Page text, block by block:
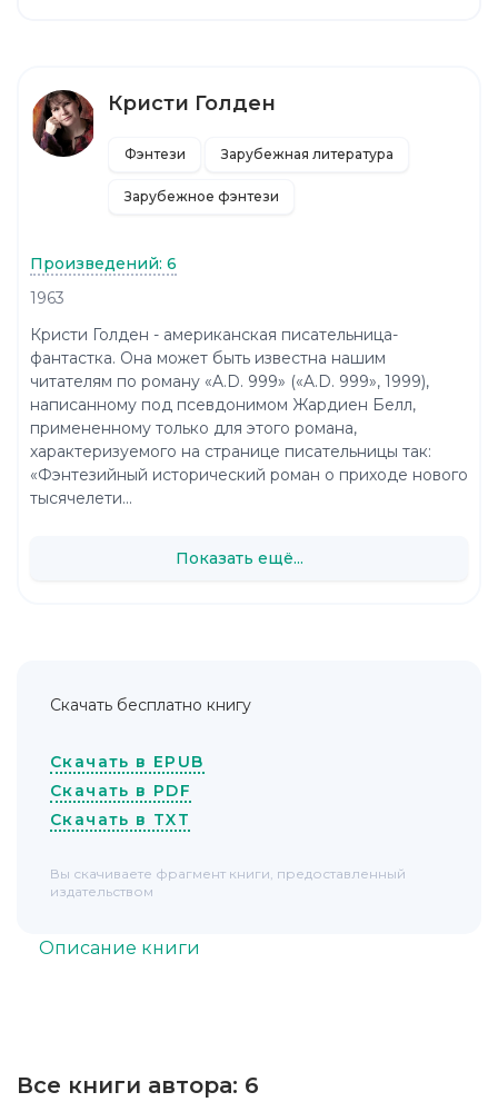
Описание книги
Все книги автора: 6
Кристи Голден
Фэнтези Зарубежная литература
Зарубежное фэнтези
Произведений: 6
1963
Кристи Голден - американская писательница-
фантастка. Она может быть известна нашим
читателям по роману «A.D. 999» («A.D. 999», 1999),
написанному под псевдонимом Жардиен Белл,
примененному только для этого романа,
характеризуемого на странице писательницы так:
«Фэнтезийный исторический роман о приходе нового
тысячелети...
Показать ещё...
Скачать бесплатно книгу
Скачать в EPUB
Скачать в PDF
Скачать в TXT
Вы скачиваете фрагмент книги, предоставленный
издательством